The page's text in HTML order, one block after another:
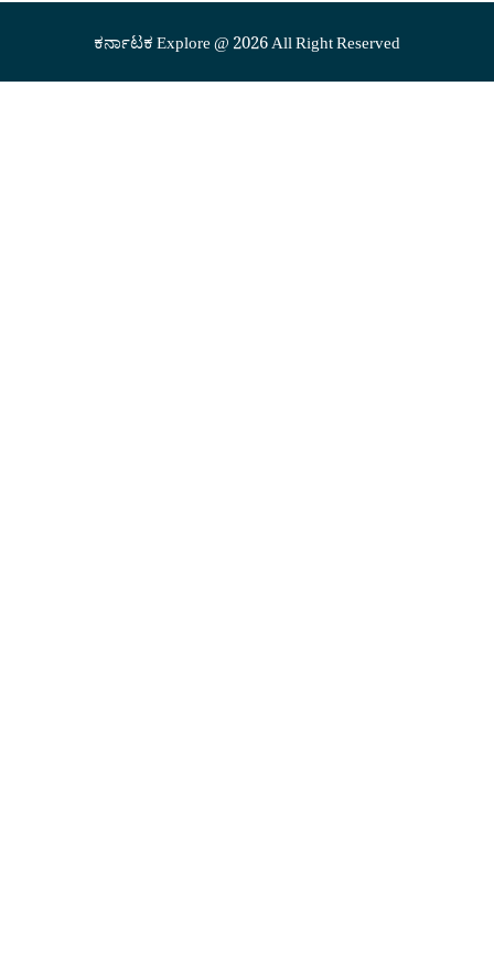
ಕರ್ನಾಟಕ Explore @ 2026 All Right Reserved